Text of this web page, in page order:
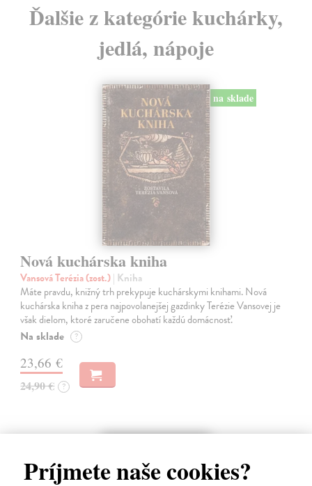
Príjmete naše cookies?
Ďalšie z kategórie kuchárky,
jedlá, nápoje
na sklade
Nová kuchárska kniha
Vansová Terézia (zost.)| Kniha
Máte pravdu, knižný trh prekypuje kuchárskymi knihami. Nová
kuchárska kniha z pera najpovolanejšej gazdinky Terézie Vansovej je
však dielom, ktoré zaručene obohatí každú domácnosť.
Na sklade ?
23,66 €
24,90 € ?